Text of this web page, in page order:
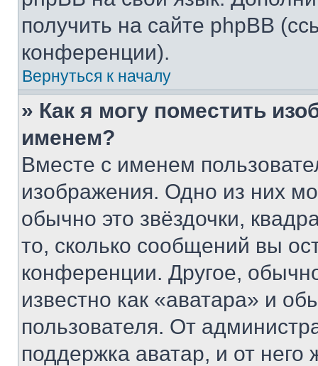
получить на сайте phpBB
конференции).
Вернуться к началу
» Как я могу поместить
именем?
Вместе с именем
изображения. Одно из них
обычно это звёздочки,
то, сколько сообщений вы
конференции. Другое,
известно как «аватара» и
пользователя. От
поддержка аватар, и от него